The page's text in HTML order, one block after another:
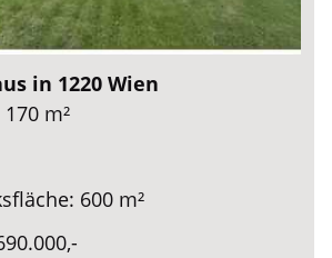
in 1220 Wien
m²
600 m²